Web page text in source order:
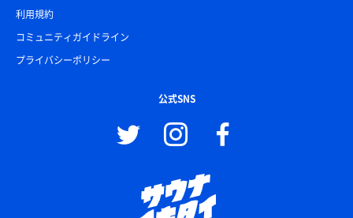
利用規約
コミュニティガイドライン
プライバシーポリシー
公式SNS